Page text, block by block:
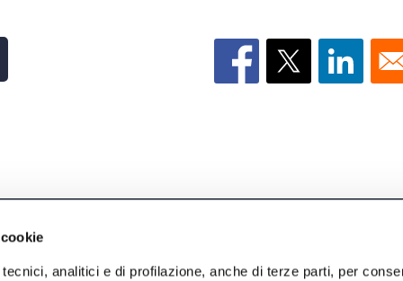
analitici e di profilazione, anche di terze parti, per
Info utili